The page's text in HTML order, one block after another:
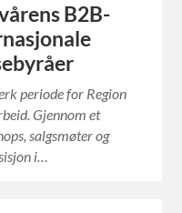
B2B-
periode for Region
Gjennom et
salgsmøter og
i…